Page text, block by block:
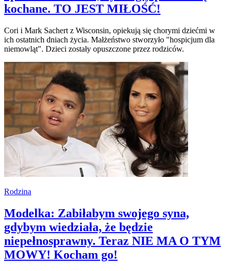
kochane. TO JEST MIŁOŚĆ!
Cori i Mark Sachert z Wisconsin, opiekują się chorymi dziećmi w
ich ostatnich dniach życia. Małżeństwo stworzyło "hospicjum dla
niemowląt". Dzieci zostały opuszczone przez rodziców.
Rodzina
Modelka: Zabiłabym swojego syna,
gdybym wiedziała, że będzie
niepełnosprawny. Teraz NIE MA O TYM
MOWY! Kocham go!